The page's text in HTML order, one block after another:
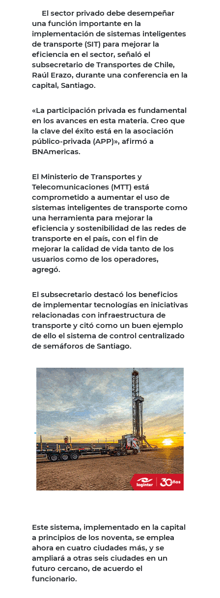
El sector privado debe desempeñar
una función importante en la
implementación de sistemas inteligentes
de transporte (SIT) para mejorar la
eficiencia en el sector, señaló el
subsecretario de Transportes de Chile,
Raúl Erazo, durante una conferencia en la
capital, Santiago.
«La participación privada es fundamental
en los avances en esta materia. Creo que
la clave del éxito está en la asociación
público-privada (APP)», afirmó a
BNAmericas.
El Ministerio de Transportes y
Telecomunicaciones (MTT) está
comprometido a aumentar el uso de
sistemas inteligentes de transporte como
una herramienta para mejorar la
eficiencia y sostenibilidad de las redes de
transporte en el país, con el fin de
mejorar la calidad de vida tanto de los
usuarios como de los operadores,
agregó.
El subsecretario destacó los beneficios
de implementar tecnologías en iniciativas
relacionadas con infraestructura de
transporte y citó como un buen ejemplo
de ello el sistema de control centralizado
de semáforos de Santiago.
Este sistema, implementado en la capital
a principios de los noventa, se emplea
ahora en cuatro ciudades más, y se
ampliará a otras seis ciudades en un
futuro cercano, de acuerdo el
funcionario.